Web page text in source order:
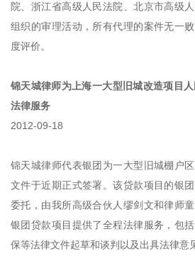
院、浙江省高级人民法院、北京市高级
组织的审理活动，所有代理的案件无一
度评价。
锦天城律师为上海一大型旧城改造项目
法律服务
2012-09-18
锦天城律师代表银团为一大型旧城棚户
文件于近期正式签署。该贷款项目的银
委托，由我所高级合伙人缪剑文和律师
银团贷款项目提供了全程法律服务，包
保等法律文件起草和谈判以及出具法律意